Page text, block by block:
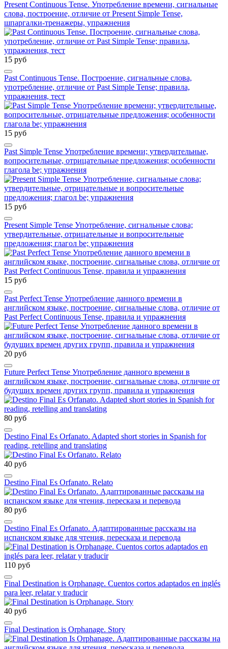
Present Continuous Tense. Употребление времени, сигнальные
слова, построение, отличие от Present Simple Tense,
шпаргалки-тренажеры, упражнения
15 руб
Past Continuous Tense. Построение, сигнальные слова,
употребление, отличие от Past Simple Tense; правила,
упражнения, тест
15 руб
Past Simple Tense Употребление времени; утвердительные,
вопросительные, отрицательные предложения; особенности
глагола be; упражнения
15 руб
Present Simple Tense Употребление, сигнальные слова;
утвердительные, отрицательные и вопросительные
предложения; глагол be; упражнения
15 руб
Past Perfect Tense Употребление данного времени в
английском языке, построение, сигнальные слова, отличие от
Past Perfect Continuous Tense, правила и упражнения
20 руб
Future Perfect Tense Употребление данного времени в
английском языке, построение, сигнальные слова, отличие от
будущих времен других групп, правила и упражнения
80 руб
Destino Final Es Orfanato. Adapted short stories in Spanish for
reading, retelling and translating
40 руб
Destino Final Es Orfanato. Relato
80 руб
Destino Final Es Orfanato. Адаптированные рассказы на
испанском языке для чтения, пересказа и перевода
110 руб
Final Destination is Orphanage. Cuentos cortos adaptados en inglés
para leer, relatar y traducir
40 руб
Final Destination is Orphanage. Story